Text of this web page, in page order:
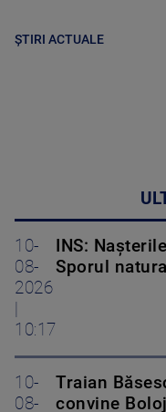
ȘTIRI ACTUALE
10-
08-
2026
10:17
INS:
Sporul
10-
08-
Traian
convine